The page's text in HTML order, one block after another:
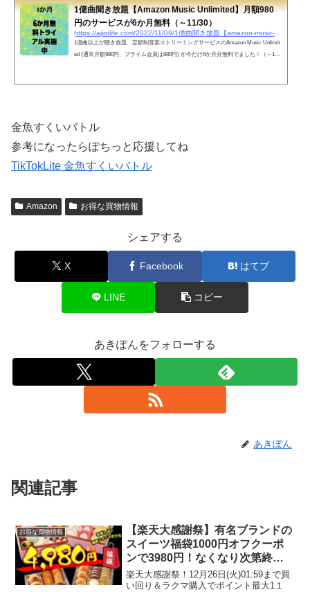
1億曲聞き放題【Amazon Music Unlimited】月額980
円のサービスが6か月無料（～11/30）
https://ajirolife.com/2022/11/09/1億曲聞き放題【amazon-music-unlimited】月額980円のサービスが6か月
1億曲以上が聴き放題、定額制音楽ストリーミングサービスのAmazon Music Unlimit
ed (通常月額980円、プライム会員は880円) が今だけ6か月分無料でました！（～11/3
金魚すくいバトル
参考になったらぽちっと応援してね
TikTokLite 金魚すくいバトル
Amazon お得な買物情報
シェアする
X Facebook はてブ
LINE コピー
あきぽんをフォローする
あきぽん
関連記事
お得な買物情報
【楽天大感謝祭】有名ブランドの
スイーツ福袋1000円オフクーポ
ンで3980円！なくなり次第終
了！
楽天大感謝祭！12月26日(火)01:59まで買
い回り＆ラクマ購入でポイント最大1１